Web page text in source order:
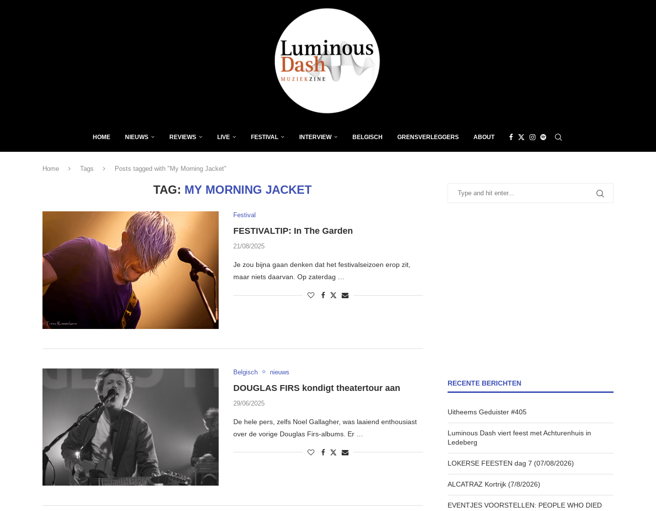
HOME NIEUWS REVIEWS LIVE FESTIVAL INTERVIEW BELGISCH GRENSVERLEGGERS ABOUT
Home Tags Posts tagged with "My Morning Jacket"
TAG: MY MORNING JACKET
Festival
FESTIVALTIP: In The Garden
21/08/2025
Je zou bijna gaan denken dat het festivalseizoen erop zit,
maar niets daarvan. Op zaterdag …
Belgisch nieuws
DOUGLAS FIRS kondigt theatertour aan
29/06/2025
De hele pers, zelfs Noel Gallagher, was laaiend enthousiast
over de vorige Douglas Firs-albums. Er …
RECENTE BERICHTEN
Uitheems Geduister #405
Luminous Dash viert feest met Achturenhuis in
Ledeberg
LOKERSE FEESTEN dag 7 (07/08/2026)
ALCATRAZ Kortrijk (7/8/2026)
EVENTJES VOORSTELLEN: PEOPLE WHO DIED